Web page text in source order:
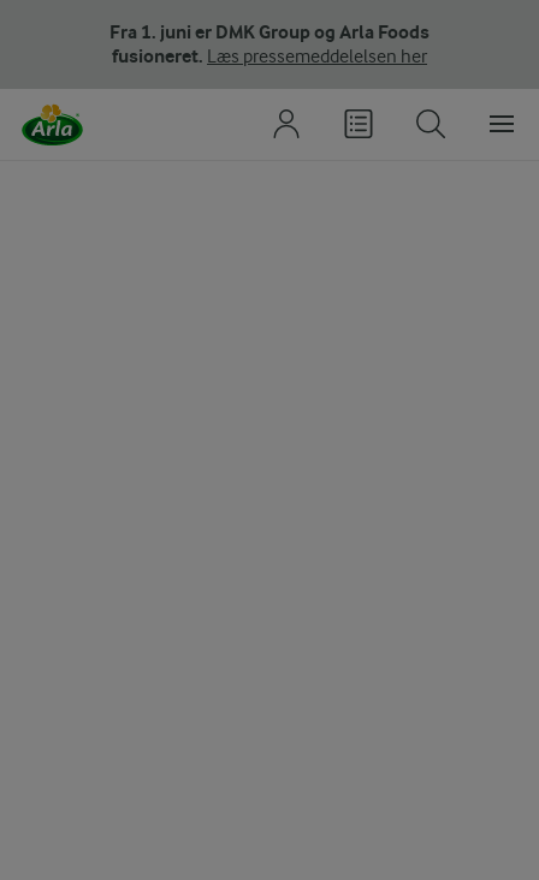
Fra 1. juni er DMK Group og Arla Foods
fusioneret. Læs pressemeddelelsen her